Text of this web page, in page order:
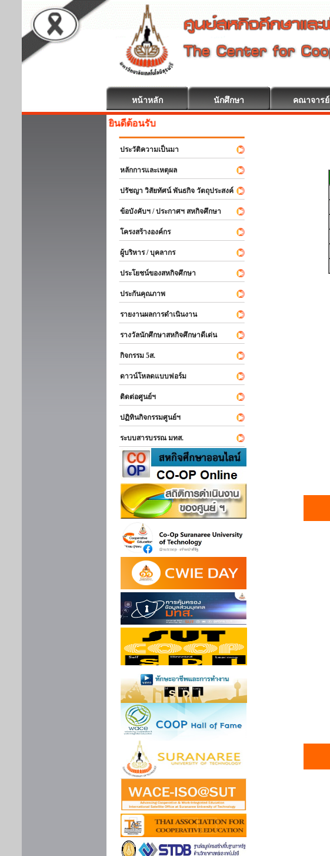
หน้าหลัก นักศึกษา คณาจารย์
สหกิจศึกษา ยินดีต้อนรับ
ประวัติความเป็นมา
หลักการและเหตุผล
ปรัชญา วิสัยทัศน์ พันธกิจ วัตถุประสงค์
ข้อบังคับฯ / ประกาศฯ สหกิจศึกษา
โครงสร้างองค์กร
ผู้บริหาร / บุคลากร
ประโยชน์ของสหกิจศึกษา
ประกันคุณภาพ
รายงานผลการดำเนินงาน
รางวัลนักศึกษาสหกิจศึกษาดีเด่น
กิจกรรม 5ส.
ดาวน์โหลดแบบฟอร์ม
ติดต่อศูนย์ฯ
ปฏิทินกิจกรรมศูนย์ฯ
ระบบสารบรรณ มทส.